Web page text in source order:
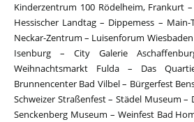
Kinderzentrum 100 Rödelheim, Frankurt
Hessischer Landtag – Dippemess –
Neckar-Zentrum – Luisenforum
Isenburg – City Galerie
Weihnachtsmarkt Fulda – Das
Brunnencenter Bad Vilbel – Bürgerfest
Schweizer Straßenfest – Städel Museum –
Senckenberg Museum – Weinfest Bad